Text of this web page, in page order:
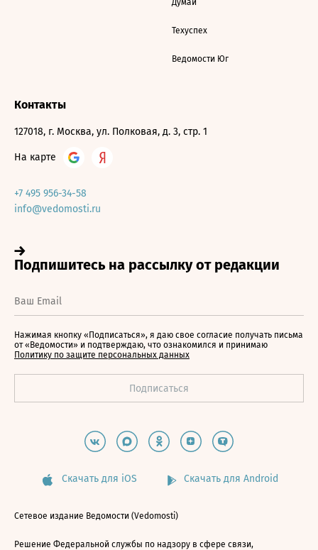
Думай
Техуспех
Ведомости Юг
Контакты
127018, г. Москва, ул. Полковая, д. 3, стр. 1
На карте
+7 495 956-34-58
info@vedomosti.ru
Нажимая кнопку «Подписаться», я даю свое согласие получать письма
от «Ведомости» и подтверждаю, что ознакомился и принимаю
Политику по защите персональных данных
Скачать для iOS Скачать для Android
Сетевое издание Ведомости (Vedomosti)
Решение Федеральной службы по надзору в сфере связи,